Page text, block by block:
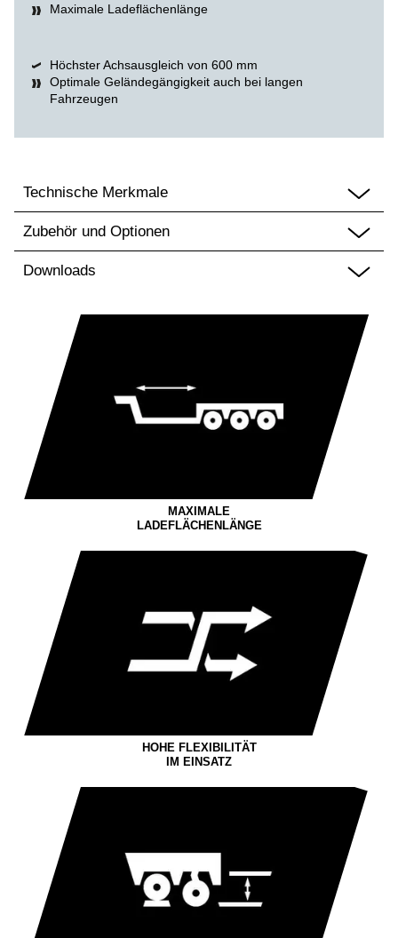
Maximale Ladeflächenlänge
Höchster Achsausgleich von 600 mm
Optimale Geländegängigkeit auch bei langen
Fahrzeugen
Technische Merkmale
Zubehör und Optionen
Downloads
MAXIMALE
LADEFLÄCHENLÄNGE
HOHE FLEXIBILITÄT
IM EINSATZ